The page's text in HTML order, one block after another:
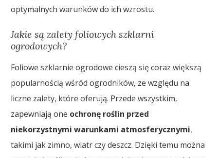
optymalnych warunków do ich wzrostu.
Jakie są zalety foliowych szklarni
ogrodowych?
Foliowe szklarnie ogrodowe cieszą się coraz większą
popularnością wśród ogrodników, ze względu na
liczne zalety, które oferują. Przede wszystkim,
zapewniają one ochronę roślin przed
niekorzystnymi warunkami atmosferycznymi,
takimi jak zimno, wiatr czy deszcz. Dzięki temu można